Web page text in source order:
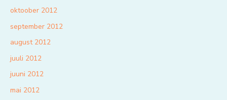
oktoober 2012
september 2012
august 2012
juuli 2012
juuni 2012
mai 2012